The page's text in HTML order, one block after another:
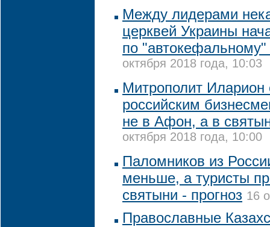
Между лидерами
церквей Украины
по
октября 2018 года, 10:03
Митрополит Иларион
российским
не в Афон, а в
октября 2018 года, 10:00
Паломников из
меньше, а туристы
святыни - прогноз 16
Православные